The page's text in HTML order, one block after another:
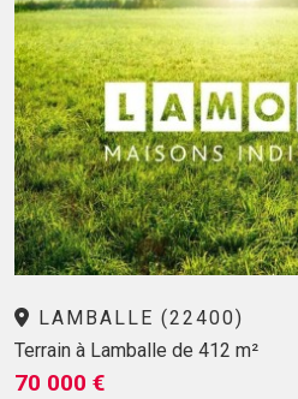
LAMBALLE (22400)
Terrain à Lamballe de 412 m²
70 000 €